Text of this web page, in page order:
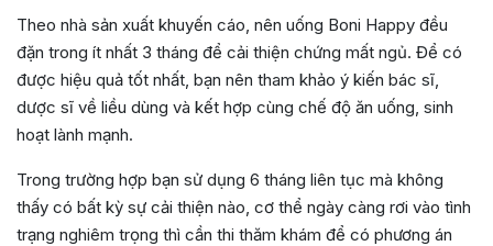
Theo nhà sản xuất khuyến cáo, nên uống Boni Happy đều
đặn trong ít nhất 3 tháng để cải thiện chứng mất ngủ. Để có
được hiệu quả tốt nhất, bạn nên tham khảo ý kiến bác sĩ,
dược sĩ về liều dùng và kết hợp cùng chế độ ăn uống, sinh
hoạt lành mạnh.
Trong trường hợp bạn sử dụng 6 tháng liên tục mà không
thấy có bất kỳ sự cải thiện nào, cơ thể ngày càng rơi vào tình
trạng nghiêm trọng thì cần thi thăm khám để có phương án